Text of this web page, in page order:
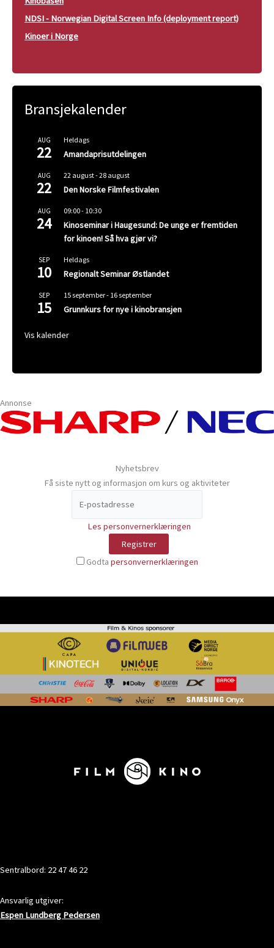
NDSI - Norwegian Digital Screen Info (deployment report)
Kinoer i Norge
Bransjekalender
AUG
22
Heldags
Amandaprisutdelingen
AUG
22
22 august-28 august
Den Norske Filmfestivalen
AUG
24
09:00- 10:30
Kinoseminar i Haugesund: De unge er fremtiden
for kinoen! Så hva gjør vi?
SEP
10
Heldags
Regionalt Seminar Østlandet
SEP
15
15 september- 16 september
Grunnkurs for nye i kinobransjen
Vis kalender
Annonse
Nyhetsbrev
Få siste nytt og informasjon om kurs og aktiviteter
Les personvernerklæringen
Godta personvernerklæringen
Sentralbord: 22 47 46 22
Ansvarlig utgiver:
Espen Lundberg Pedersen